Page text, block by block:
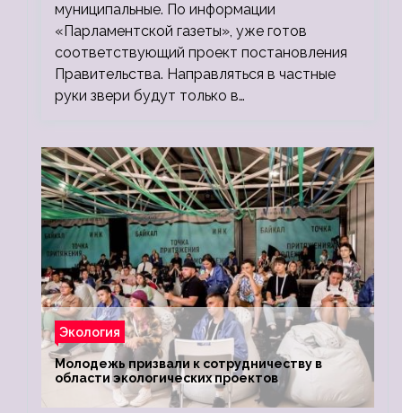
муниципальные. По информации
«Парламентской газеты», уже готов
соответствующий проект постановления
Правительства. Направляться в частные
руки звери будут только в…
Экология
Молодежь призвали к сотрудничеству в
области экологических проектов